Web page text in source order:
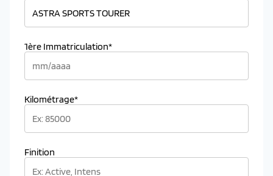
1ère Immatriculation*
Kilométrage*
Finition